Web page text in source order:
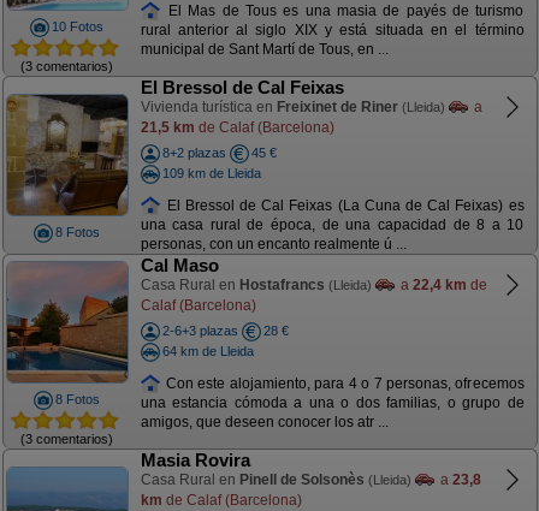
10 Fotos
(3 comentarios)
El Mas de Tous es una masia de payés de turismo
rural anterior al siglo XIX y está situada en el término
municipal de Sant Martí de Tous, en ...
8 Fotos
El Bressol de Cal Feixas
Vivienda turística en Freixinet de Riner (Lleida)
a
21,5 km de Calaf (Barcelona)
8+2 plazas
45 €
109 km de Lleida
El Bressol de Cal Feixas (La Cuna de Cal Feixas) es
una casa rural de época, de una capacidad de 8 a 10
personas, con un encanto realmente ú ...
8 Fotos
(3 comentarios)
Cal Maso
Casa Rural en Hostafrancs (Lleida) a 22,4 km de
Calaf (Barcelona)
2-6+3 plazas
28 €
64 km de Lleida
Con este alojamiento, para 4 o 7 personas, ofrecemos
una estancia cómoda a una o dos familias, o grupo de
amigos, que deseen conocer los atr ...
Masia Rovira
Casa Rural en Pinell de Solsonès (Lleida) a 23,8
km de Calaf (Barcelona)